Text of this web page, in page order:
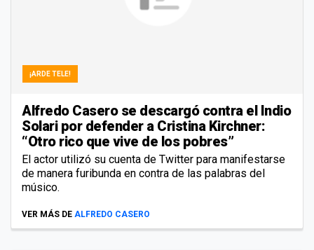
¡ARDE TELE!
Alfredo Casero se descargó contra el Indio
Solari por defender a Cristina Kirchner:
“Otro rico que vive de los pobres”
El actor utilizó su cuenta de Twitter para manifestarse
de manera furibunda en contra de las palabras del
músico.
VER MÁS DE ALFREDO CASERO